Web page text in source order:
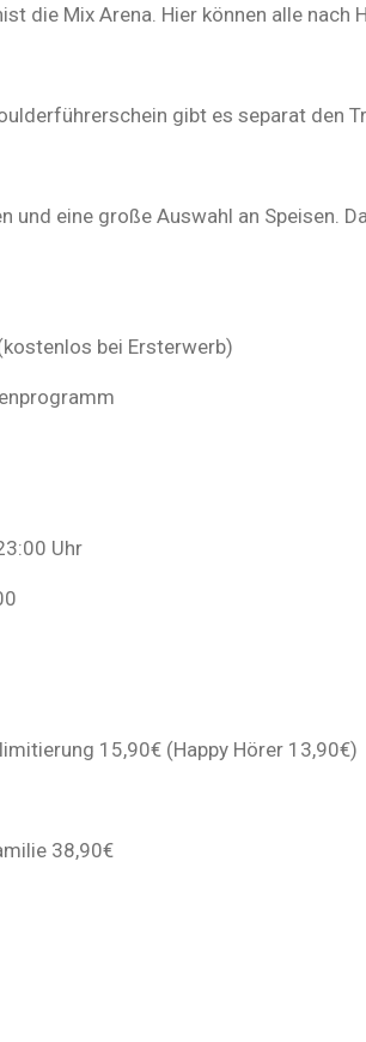
die Mix Arena. Hier können alle nach
gibt es separat den
eine große Auswahl an Speisen.
bei Ersterwerb)
Uhr
15,90€ (Happy Hörer 13,90€)
38,90€